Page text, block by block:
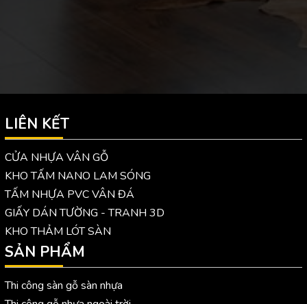
LIÊN KẾT
CỬA NHỰA VÂN GỖ
KHO TẤM NANO LAM SÓNG
TẤM NHỰA PVC VÂN ĐÁ
GIẤY DÁN TƯỜNG - TRANH 3D
KHO THẢM LÓT SÀN
SẢN PHẨM
Thi công sàn gỗ sàn nhựa